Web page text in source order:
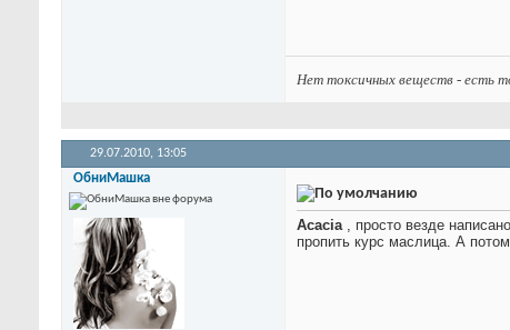
Нет токсичных веществ - есть
29.07.2010, 13:05
ОбниМашка
Acacia, просто везде
пропить курс маслица. А